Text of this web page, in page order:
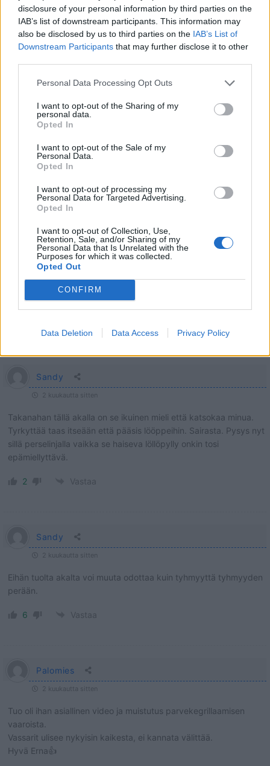
disclosure of your personal information by third parties on the
IAB’s list of downstream participants. This information may
also be disclosed by us to third parties on the IAB’s List of
Downstream Participants that may further disclose it to other
Personal Data Processing Opt Outs
I want to opt-out of the Sharing of my
personal data.
Opted In
I want to opt-out of the Sale of my
Personal Data.
Opted In
I want to opt-out of processing my
Personal Data for Targeted Advertising.
Opted In
I want to opt-out of Collection, Use,
Retention, Sale, and/or Sharing of my
Personal Data that Is Unrelated with the
Purposes for which it was collected.
Opted Out
CONFIRM
Data Deletion Data Access Privacy Policy
Tagit Erna Husko Helsinki
Kalasatama
Linda Lampenius
Loukkaantuminen
Pete Parkkonen
Tulipalo
Vitsi
Heräsikö ajatuksia? Kerro mielipiteesi.Tutustu kuitenkin
sääntöihin.
KOMMENTTIA
Sandy
2 kuukautta sitten
Takanahan tällä akalla on se ikuinen mieli että katsokaa minua.
Tyrkyttää taas itseään että pääsis lööppeihin. Sairasta. Pysys nyt
sillä perselinjalla vaikka se haiseva löllöpylly onkin tosi
epämiellyttävä.
2 Vastaa
Sandy
2 kuukautta sitten
Eihän tuolta akalta voi muuta odottaa kuin tyhmyyttä tyhmyyden
perään.
6 Vastaa
Palomies
2 kuukautta sitten
Tuo oli ihan asiallinen video ja muistutus parvekegrillaamisen
vaaroista.
Vassarit ulisee nykyisin kaikesta, ei kannata välittää.
Hyvä Erna👍